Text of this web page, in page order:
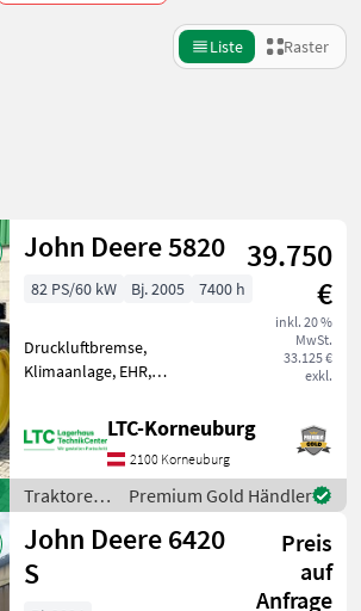
Liste Raster
Land Filter
Ergebnisse
anzeigen
John Deere 5820
39.750
€
inkl. 20 %
MwSt.
33.125 €
exkl.
82 PS/60 kW Bj. 2005 7400 h
Druckluftbremse,
Klimaanlage, EHR,
Rücklauf, Außenbedienung
Heckzapfwelle, Radio,
Fahrzeugpapiere
vorhanden, Bolzengröße
Anhängevorrichtung (mm):
LTC-Korneuburg
2100 Korneuburg
Traktoren
/ John
Deere
Premium Gold Händler
John Deere 6420
S
Preis
auf
Anfrage